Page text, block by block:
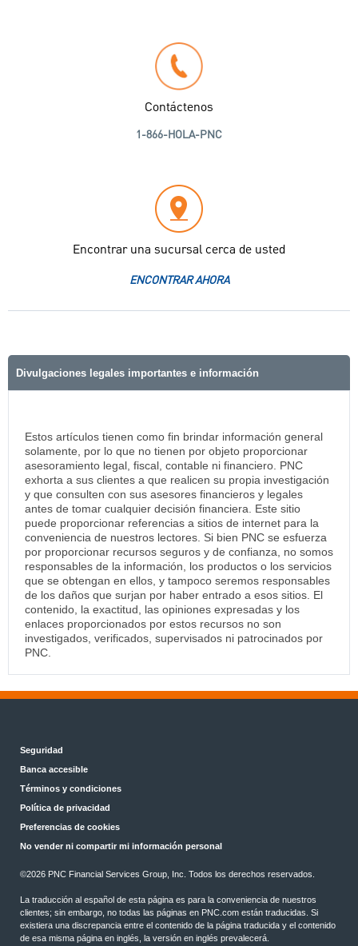
Contáctenos
1-866-HOLA-PNC
Encontrar una sucursal cerca de usted
ENCONTRAR AHORA
Divulgaciones legales importantes e información
Estos artículos tienen como fin brindar información general
solamente, por lo que no tienen por objeto proporcionar
asesoramiento legal, fiscal, contable ni financiero. PNC
exhorta a sus clientes a que realicen su propia investigación
y que consulten con sus asesores financieros y legales
antes de tomar cualquier decisión financiera. Este sitio
puede proporcionar referencias a sitios de internet para la
conveniencia de nuestros lectores. Si bien PNC se esfuerza
por proporcionar recursos seguros y de confianza, no somos
responsables de la información, los productos o los servicios
que se obtengan en ellos, y tampoco seremos responsables
de los daños que surjan por haber entrado a esos sitios. El
contenido, la exactitud, las opiniones expresadas y los
enlaces proporcionados por estos recursos no son
investigados, verificados, supervisados ni patrocinados por
PNC.
Seguridad
Banca accesible
Términos y condiciones
Política de privacidad
Preferencias de cookies
No vender ni compartir mi información personal
©2026 PNC Financial Services Group, Inc. Todos los derechos reservados.
La traducción al español de esta página es para la conveniencia de nuestros
clientes; sin embargo, no todas las páginas en PNC.com están traducidas. Si
existiera una discrepancia entre el contenido de la página traducida y el contenido
de esa misma página en inglés, la versión en inglés prevalecerá.